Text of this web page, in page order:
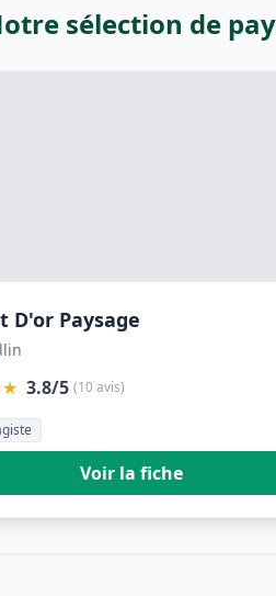
sélection de
D'or Paysage
3.8/5 (10 avis)
Voir la fiche